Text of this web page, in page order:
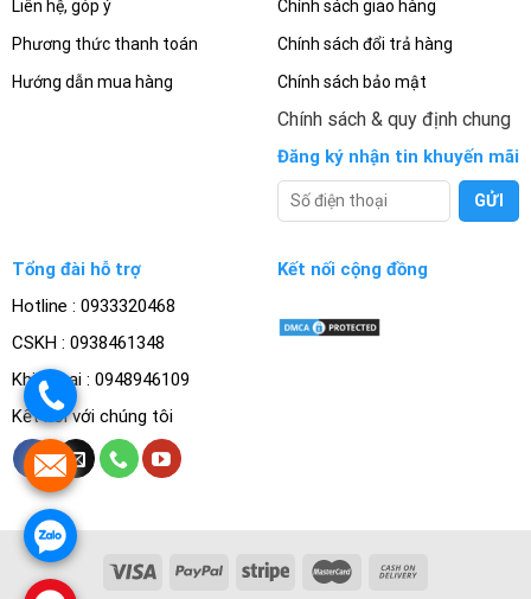
Liên hệ, góp ý
Phương thức thanh toán
Hướng dẫn mua hàng
Chính sách giao hàng
Chính sách đổi trả hàng
Chính sách bảo mật
Chính sách & quy định chung
Đăng ký nhận tin khuyến mãi
Tổng đài hỗ trợ
Hotline : 0933320468
CSKH : 0938461348
Khiếu nại : 0948946109
Kết nối với chúng tôi
Kết nối cộng đồng
.
.
.